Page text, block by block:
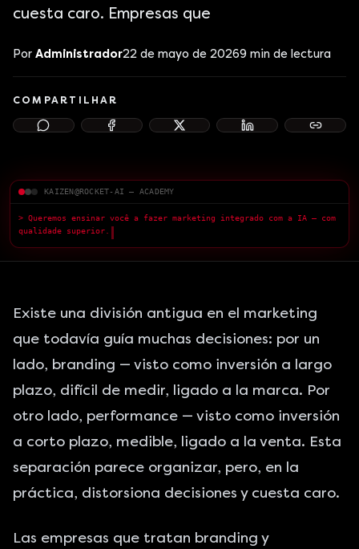
cuesta caro. Empresas que
Por Administrador22 de mayo de 20269 min de lectura
COMPARTILHAR
KAIZEN@ROCKET-AI — ACADEMY
> Queremos ensinar você a fazer marketing integrado com a IA — com
qualidade superior.
Existe una división antigua en el marketing
que todavía guía muchas decisiones: por un
lado, branding — visto como inversión a largo
plazo, difícil de medir, ligado a la marca. Por
otro lado, performance — visto como inversión
a corto plazo, medible, ligado a la venta. Esta
separación parece organizar, pero, en la
práctica, distorsiona decisiones y cuesta caro.
Las empresas que tratan branding y